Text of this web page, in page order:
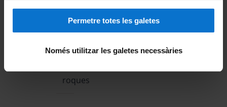
Permetre totes les galetes
Només utilitzar les galetes necessàries
Despreniments
roques